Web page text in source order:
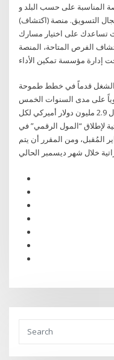
المناسبة على حسب البلد و
التسويق. منصة (اكتشاف)
تساعدك على اختيار مسارك
الفرص المتاحة، المنصة
إدارة مؤسسة تمكين الأداء
الشغل قدماً في خطط طموحة
جديد سنوياً على مدى السنوات الخمس
القادمة بتكلفة 30 مليون درهم أو ما يعادل 2.9 مليون دولار أميركي لكل
لإطلاق “المول الرقمي” في
المُقبل، ومن المقرر أن يتم